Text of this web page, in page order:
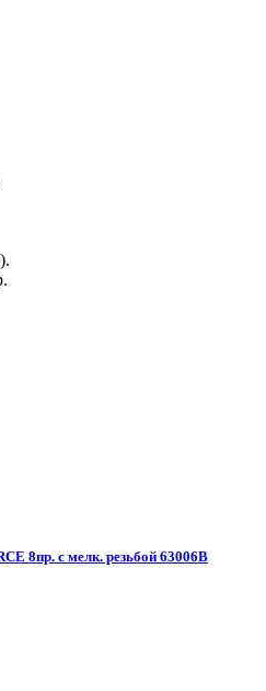
8пр. с мелк. резьбой 63006B